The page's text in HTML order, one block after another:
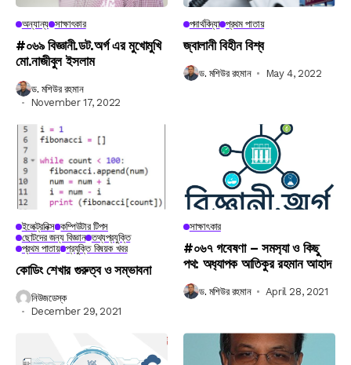
অন্যান্য সাক্ষাৎকার
#০৬৯ বিজ্ঞানী.ডট.অর্গ এর মুখোমুখি
মো.নাজীবুল ইসলাম
ড. মশিউর রহমান
November 17, 2022
পদার্থবিদ্যা প্রথম পাতায়
জ্বালানী বিহীন বিশ্ব
ড. মশিউর রহমান May 4, 2022
ইলেক্ট্রনিক্স কম্পিউটার টিপস
ছোটদের জন্য বিজ্ঞান তথ্যপ্রযুক্তি
প্রথম পাতায় প্রযুক্তি বিষয়ক খবর
কোডিং শেখার গুরুত্ব ও সম্ভাবনা
নিউজডেস্ক
December 29, 2021
সাক্ষাৎকার
#০৬৭ গবেষণা – সমস‍্যা ও কিছু
পথ: অধ‍্যাপক আতিকুর রহমান আহাদ
ড. মশিউর রহমান April 28, 2021